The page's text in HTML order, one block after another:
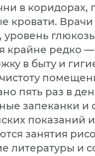
в коридорах,
кровати.
крайне редко
в быту и
пять раз в
запеканки
показаний
занятия
литературы и